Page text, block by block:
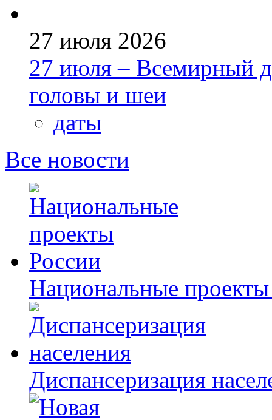
27 июля 2026
27 июля – Всемирный
головы и шеи
даты
Все новости
Национальные
Диспансеризация